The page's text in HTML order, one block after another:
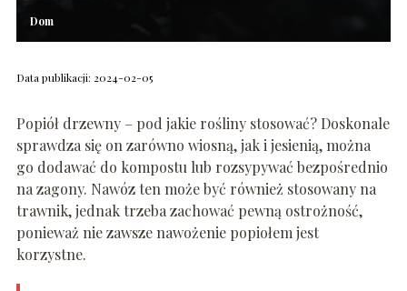
Dom
Data publikacji: 2024-02-05
Popiół drzewny – pod jakie rośliny stosować? Doskonale
sprawdza się on zarówno wiosną, jak i jesienią, można
go dodawać do kompostu lub rozsypywać bezpośrednio
na zagony. Nawóz ten może być również stosowany na
trawnik, jednak trzeba zachować pewną ostrożność,
ponieważ nie zawsze nawożenie popiołem jest
korzystne.